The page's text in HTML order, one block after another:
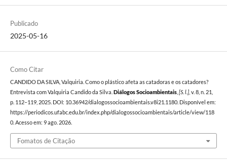
Publicado
2025-05-16
Como Citar
CANDIDO DA SILVA, Valquiria. Como o plástico afeta as catadoras e os catadores?
Entrevista com Valquiria Candido da Silva. Diálogos Socioambientais, [S. l.], v. 8, n. 21,
p. 112–119, 2025. DOI: 10.36942/dialogossocioambientais.v8i21.1180. Disponível em:
https://periodicos.ufabc.edu.br/index.php/dialogossocioambientais/article/view/118
0. Acesso em: 9 ago. 2026.
Fomatos de Citação